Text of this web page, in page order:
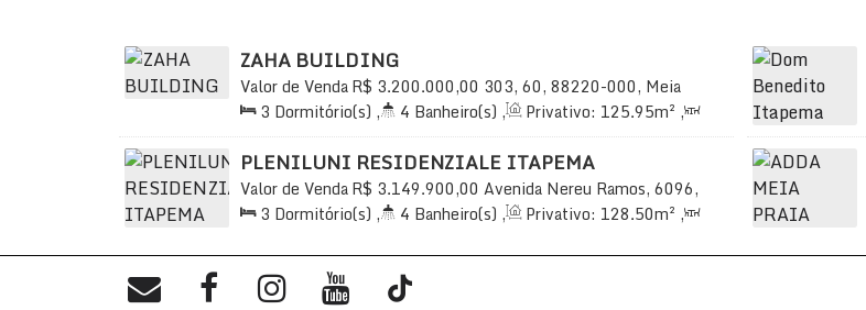
ZAHA BUILDING
R$ 3.200.000,00
Valor de Venda 303, 60, 88220-000, Meia
Praia, Itapema, Santa Catarina, Brasil
3 Dormitório(s) , 4 Banheiro(s) , Privativo: 125.95m² ,
3 Sala(s), 3 Suíte(s), Total:183.08m², 3 Vaga(s) , 60m
Distância do Mar, Útil:125.95m²
PLENILUNI RESIDENZIALE ITAPEMA
R$ 3.149.900,00
Valor de Venda Avenida Nereu Ramos, 6096,
88220-971, Meia Praia, Itapema, Santa Catarina, Brasil
3 Dormitório(s) , 4 Banheiro(s) , Privativo: 128.50m² ,
Útil:128.50m²